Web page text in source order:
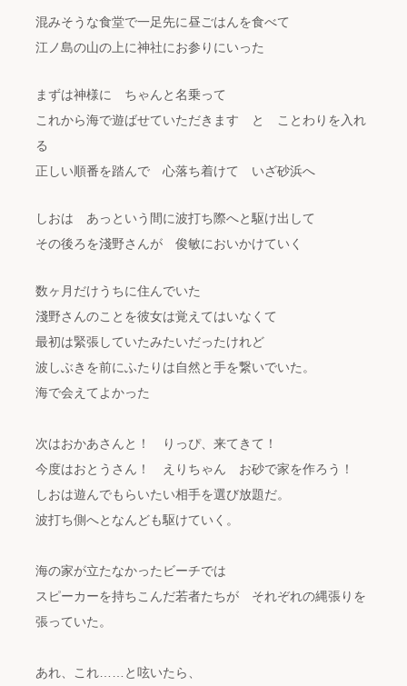
混みそうな食堂で一足先に昼ごはんを食べて
江ノ島の山の上に神社にお参りにいった
まずは神様に ちゃんと名乗って
これから海で遊ばせていただきます と ことわりを入れ
る
正しい順番を踏んで 心落ち着けて いざ砂浜へ
しおは あっという間に波打ち際へと駆け出して
その後ろを淺野さんが 俊敏においかけていく
数ヶ月だけうちに住んでいた
淺野さんのことを彼女は覚えてはいなくて
最初は緊張していたみたいだったけれど
波しぶきを前にふたりは自然と手を繋いでいた。
海で会えてよかった
次はおかあさんと！ りっぴ、来てきて！
今度はおとうさん！ えりちゃん お砂で家を作ろう！
しおは遊んでもらいたい相手を選び放題だ。
波打ち側へとなんども駆けていく。
海の家が立たなかったビーチでは
スピーカーを持ちこんだ若者たちが それぞれの縄張りを
張っていた。
あれ、これ……と呟いたら、